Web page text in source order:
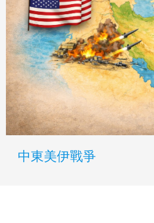
中東美伊戰爭